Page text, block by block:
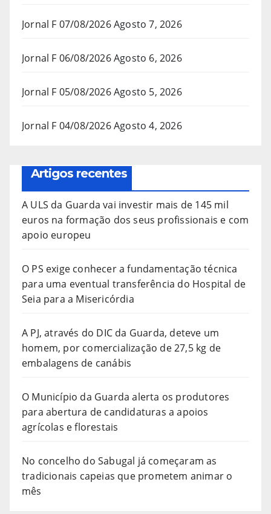
Jornal F 07/08/2026Agosto 7, 2026
Jornal F 06/08/2026Agosto 6, 2026
Jornal F 05/08/2026Agosto 5, 2026
Jornal F 04/08/2026Agosto 4, 2026
Artigos recentes
A ULS da Guarda vai investir mais de 145 mil
euros na formação dos seus profissionais e com
apoio europeu
O PS exige conhecer a fundamentação técnica
para uma eventual transferência do Hospital de
Seia para a Misericórdia
A PJ, através do DIC da Guarda, deteve um
homem, por comercialização de 27,5 kg de
embalagens de canábis
O Município da Guarda alerta os produtores
para abertura de candidaturas a apoios
agrícolas e florestais
No concelho do Sabugal já começaram as
tradicionais capeias que prometem animar o
mês